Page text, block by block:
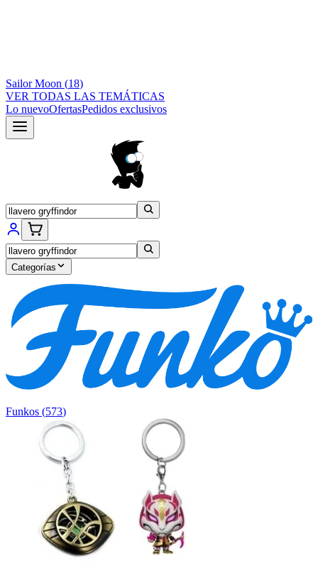
Sailor Moon (18)
VER TODAS LAS TEMÁTICAS
Lo nuevoOfertasPedidos exclusivos
Categorías
Funkos (573)